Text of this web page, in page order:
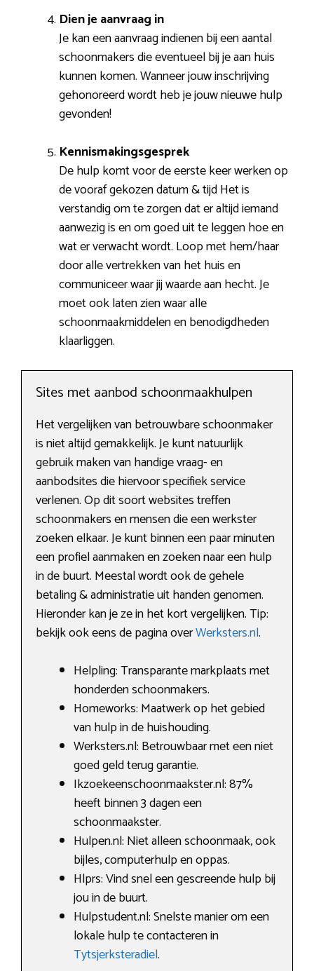
Dien je aanvraag in
Je kan een aanvraag indienen bij een aantal
schoonmakers die eventueel bij je aan huis
kunnen komen. Wanneer jouw inschrijving
gehonoreerd wordt heb je jouw nieuwe hulp
gevonden!
Kennismakingsgesprek
De hulp komt voor de eerste keer werken op
de vooraf gekozen datum & tijd Het is
verstandig om te zorgen dat er altijd iemand
aanwezig is en om goed uit te leggen hoe en
wat er verwacht wordt. Loop met hem/haar
door alle vertrekken van het huis en
communiceer waar jij waarde aan hecht. Je
moet ook laten zien waar alle
schoonmaakmiddelen en benodigdheden
klaarliggen.
Sites met aanbod schoonmaakhulpen
Het vergelijken van betrouwbare schoonmaker
is niet altijd gemakkelijk. Je kunt natuurlijk
gebruik maken van handige vraag- en
aanbodsites die hiervoor specifiek service
verlenen. Op dit soort websites treffen
schoonmakers en mensen die een werkster
zoeken elkaar. Je kunt binnen een paar minuten
een profiel aanmaken en zoeken naar een hulp
in de buurt. Meestal wordt ook de gehele
betaling & administratie uit handen genomen.
Hieronder kan je ze in het kort vergelijken. Tip:
bekijk ook eens de pagina overWerksters.nl.
Helpling: Transparante markplaats met
honderden schoonmakers.
Homeworks: Maatwerk op het gebied
van hulp in de huishouding.
Werksters.nl: Betrouwbaar met een niet
goed geld terug garantie.
Ikzoekeenschoonmaakster.nl: 87%
heeft binnen 3 dagen een
schoonmaakster.
Hulpen.nl: Niet alleen schoonmaak, ook
bijles, computerhulp en oppas.
Hlprs: Vind snel een gescreende hulp bij
jou in de buurt.
Hulpstudent.nl: Snelste manier om een
lokale hulp te contacteren in
Tytsjerksteradiel.